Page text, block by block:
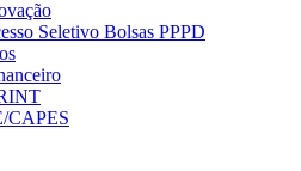
Seletivo Bolsas PPPD
CAPES